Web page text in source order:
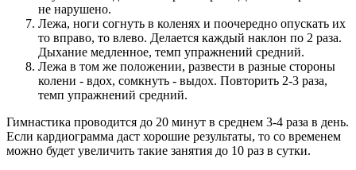
не нарушено.
Лежа, ноги согнуть в коленях и поочередно опускать их
то вправо, то влево. Делается каждый наклон по 2 раза.
Дыхание медленное, темп упражнений средний.
Лежа в том же положении, развести в разные стороны
колени - вдох, сомкнуть - выдох. Повторить 2-3 раза,
темп упражнений средний.
Гимнастика проводится до 20 минут в среднем 3-4 раза в день.
Если кардиограмма даст хорошие результаты, то со временем
можно будет увеличить такие занятия до 10 раз в сутки.